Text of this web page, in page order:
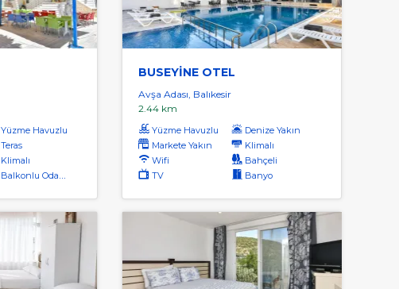
Yüzme Havuzlu
Teras
Klimalı
Balkonlu Odalar
BUSEYİNE OTEL
Avşa Adası, Balıkesir
2.44 km
Yüzme Havuzlu
Denize Yakın
Markete Yakın
Klimalı
Wifi
Bahçeli
TV
Banyo